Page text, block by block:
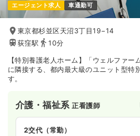
エージェント求人 車通勤可
東京都杉並区天沼3丁目19−14
荻窪駅
10分
【特別養護老人ホーム】「ウェルファー
に隣接する、都内最大級のユニット型特
す。
介護・福祉系正看護師
2交代（常勤）